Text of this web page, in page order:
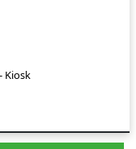
Kiosk